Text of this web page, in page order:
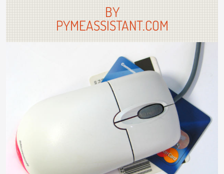
BY
PYMEASSISTANT.COM